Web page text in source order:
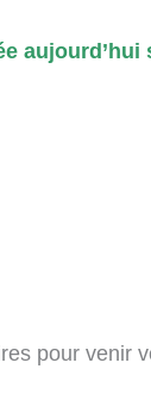
pour venir